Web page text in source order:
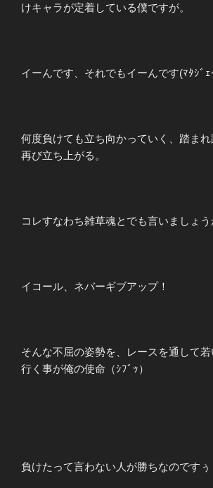
けキャラが定着している僕ですが。
イーんです、それでもイーんです(ﾏﾀｼﾞｪ
何度負けても立ち向かっていく、踏ま
再び立ち上がる。
コレすなわち雑草魂とでも言いましょう
イコール、ネバーギブアップ！
そんな不屈の姿勢を、レースを通して
行く事が俺の使命（ｼﾌﾞｯ）
負けたって言わない人が勝ちなのですぅ